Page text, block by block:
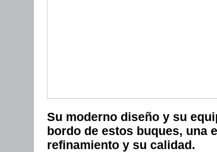
Su moderno diseño y su
bordo de estos buques, una
refinamiento y su calidad.